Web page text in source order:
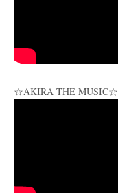
☆AKIRA THE MUSIC☆